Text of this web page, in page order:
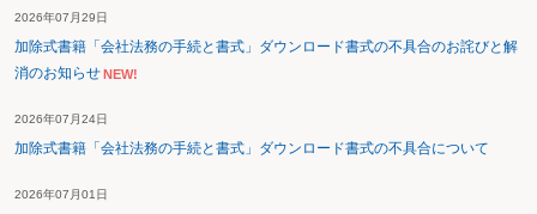
2026年07月29日
加除式書籍「会社法務の手続と書式」ダウンロード書式の不具合のお詫びと解
消のお知らせNEW!
2026年07月24日
加除式書籍「会社法務の手続と書式」ダウンロード書式の不具合について
2026年07月01日